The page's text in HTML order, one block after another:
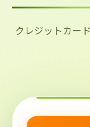
クレジットカー